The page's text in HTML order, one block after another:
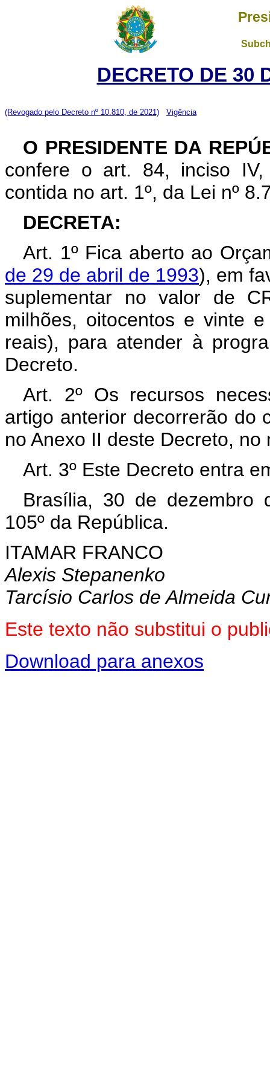
DECRETO DE 30
(Revogado pelo Decreto nº 10.810, de 2021) Vigência
O PRESIDENTE DA
confere o art. 84, inciso
contida no art. 1º, da Lei nº
DECRETA:
Art. 1º Fica aberto ao
de 29 de abril de 1993), em
suplementar no valor de
milhões, oitocentos e vinte
reais), para atender à
Decreto.
Art. 2º Os recursos
artigo anterior decorrerão do
no Anexo II deste Decreto,
Art. 3º Este Decreto entra
Brasília, 30 de dezembro
105º da República.
ITAMAR FRANCO
Alexis Stepanenko
Tarcísio Carlos de Almeida
Este texto não substitui o
Download para anexos